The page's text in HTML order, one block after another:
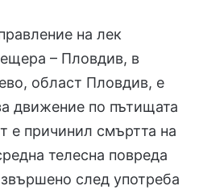
на лек
– Пловдив, в
област Пловдив, е
движение по пътищата
е причинил смъртта на
телесна повреда
след употреба